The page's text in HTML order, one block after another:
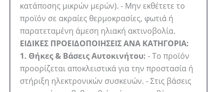
κατάποσης μικρών μερών). - Μην εκθέτετε το
προϊόν σε ακραίες θερμοκρασίες, φωτιά ή
παρατεταμένη άμεση ηλιακή ακτινοβολία.
ΕΙΔΙΚΕΣ ΠΡΟΕΙΔΟΠΟΙΗΣΕΙΣ ΑΝΑ ΚΑΤΗΓΟΡΙΑ:
1. Θήκες & Βάσεις Αυτοκινήτου: - Το προϊόν
προορίζεται αποκλειστικά για την προστασία ή
στήριξη ηλεκτρονικών συσκευών. - Στις βάσεις